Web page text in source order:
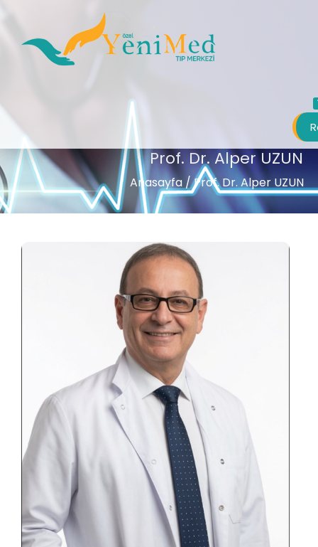
Prof. Dr. Alper UZUN
Anasayfa / Prof. Dr. Alper UZUN